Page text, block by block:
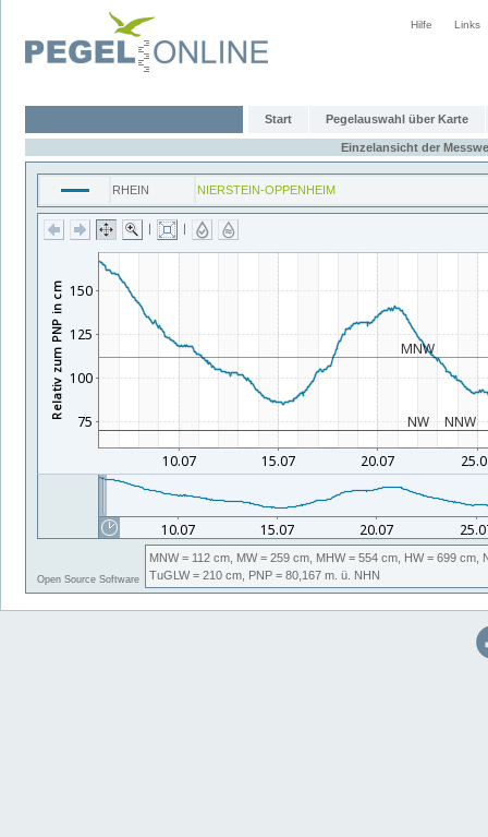
Hilfe Links
Start Pegelauswahl über Karte
Einzelansicht der
RHEIN NIERSTEIN-OPPENHEIM
| |
Open Source Software
MNW= 112 cm, MW= 259 cm, MHW= 554 cm, HW= 699 cm,
TuGLW= 210 cm, PNP = 80,167 m. ü. NHN